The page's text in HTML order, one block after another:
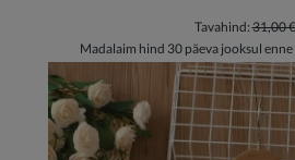
Tavahind:31,00 €
Madalaim hind 30 päeva jooksul